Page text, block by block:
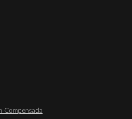
Compensada